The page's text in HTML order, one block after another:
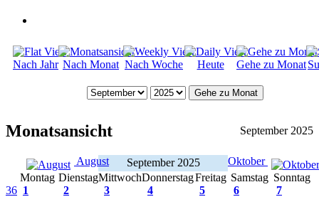
Nach Jahr Nach Monat Nach Woche Heute Gehe zu Monat
Gehe zu Monat
Monatsansicht September 2025
August September 2025
Oktober
Montag DienstagMittwochDonnerstagFreitag Samstag Sonntag
36 1 2 3 4 5 6 7